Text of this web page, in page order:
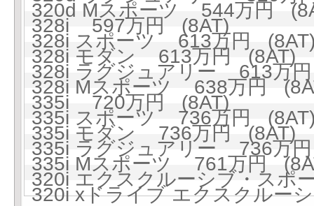
320d Mスポーツ 544万円
328i 597万円 (8AT)
328i スポーツ 613万円
328i モダン 613万円 (8AT)
328i ラグジュアリー 613万
328i Mスポーツ 638万円
335i 720万円 (8AT)
335i スポーツ 736万円
335i モダン 736万円 (8AT)
335i ラグジュアリー 736万
335i Mスポーツ 761万円
320i エクスクルーシブ・ス
320i xドライブ エクスクルー